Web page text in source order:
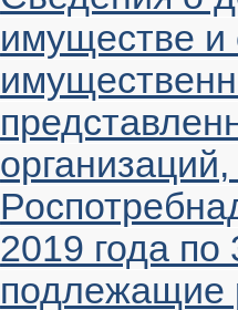
имуществе и
2019 года по